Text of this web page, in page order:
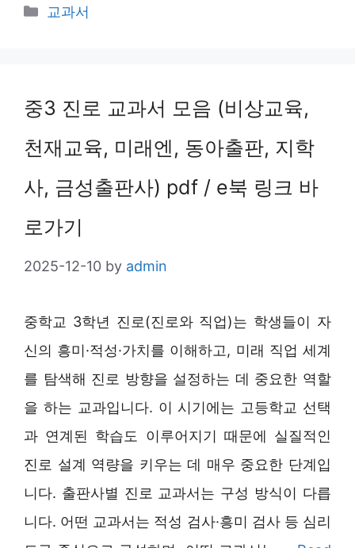
Categories
교과서
중3 진로 교과서 모음 (비상교육,
천재교육, 미래엔, 동아출판, 지학
사, 금성출판사) pdf / e북 링크 바
로가기
2025-12-10 by admin
중학교 3학년 진로(진로와 직업)는 학생들이 자
신의 흥미·적성·가치를 이해하고, 미래 직업 세계
를 탐색해 진로 방향을 설정하는 데 중요한 역할
을 하는 교과입니다. 이 시기에는 고등학교 선택
과 연계된 학습도 이루어지기 때문에 실질적인
진로 설계 역량을 키우는 데 매우 중요한 단계입
니다. 출판사별 진로 교과서는 구성 방식이 다릅
니다. 어떤 교과서는 적성 검사·흥미 검사 등 심리